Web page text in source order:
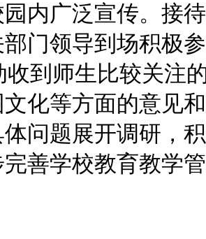
内广泛宣传。接
门领导到场积极
到师生比较关注
化等方面的意见
问题展开调研，
善学校教育教学